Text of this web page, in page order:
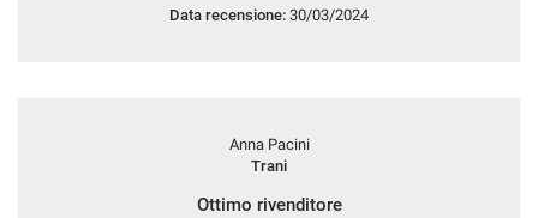
Data recensione: 30/03/2024
Anna Pacini
Trani
Ottimo rivenditore